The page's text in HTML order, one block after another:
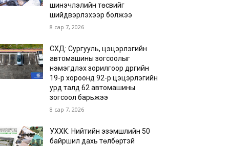
шинэчлэлийн төсвийг
шийдвэрлэхээр болжээ
8 сар 7, 2026
СХД: Сургууль, цэцэрлэгийн
автомашины зогсоолыг
нэмэгдүүлэх зорилгоор дүүргийн
19-р хороонд 92-р цэцэрлэгийн
урд талд 62 автомашины
зогсоол барьжээ
8 сар 7, 2026
УХХК: Нийтийн эзэмшлийн 50
байршил дахь төлбөртэй